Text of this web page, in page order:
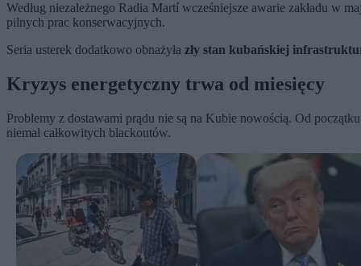
Według niezależnego Radia Martí wcześniejsze awarie zakładu w
pilnych prac konserwacyjnych.
Seria usterek dodatkowo obnażyła zły stan kubańskiej
Kryzys energetyczny trwa od miesięcy
Problemy z dostawami prądu nie są na Kubie nowością. Od
niemal całkowitych blackoutów.